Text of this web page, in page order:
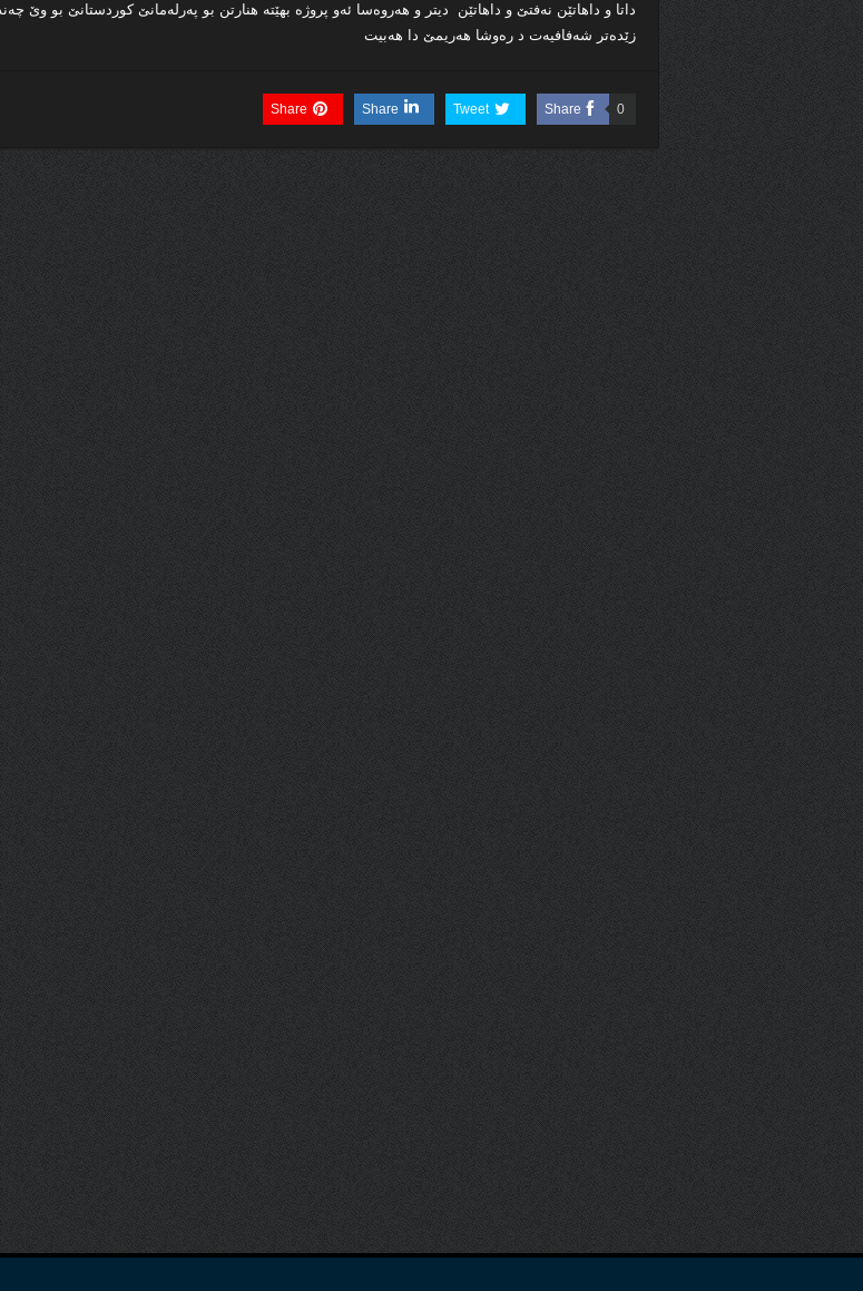
داتا و داهاتێن نه‌فتێ و داهاتێن دیتر و هه‌روه‌سا ئه‌و پروژه‌ بهێته‌ هنارتن بو په‌رله‌مانێ كوردستانێ بو وێ
زێده‌تر شه‌فافیه‌ت د ره‌وشا هه‌ریمێ دا هه‌بیت
Share 0
Tweet
Share
Share